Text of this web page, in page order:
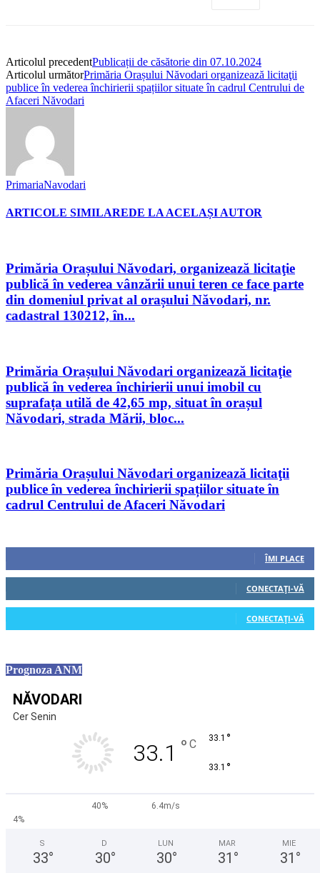
Articolul precedentPublicații de căsătorie din 07.10.2024
Articolul următorPrimăria Orașului Năvodari organizează licitaţii
publice în vederea închirierii spațiilor situate în cadrul Centrului de
Afaceri Năvodari
PrimariaNavodari
ARTICOLE SIMILAREDE LA ACELAȘI AUTOR
Primăria Orașului Năvodari, organizează licitaţie
publică în vederea vânzării unui teren ce face parte
din domeniul privat al orașului Năvodari, nr.
cadastral 130212, în...
Primăria Orașului Năvodari organizează licitaţie
publică în vederea închirierii unui imobil cu
suprafața utilă de 42,65 mp, situat în orașul
Năvodari, strada Mării, bloc...
Primăria Orașului Năvodari organizează licitaţii
publice în vederea închirierii spațiilor situate în
cadrul Centrului de Afaceri Năvodari
ÎMI PLACE
CONECTAȚI-VĂ
CONECTAȚI-VĂ
Prognoza ANM
NĂVODARI
Cer Senin
33.1 ° C 33.1 °
33.1 °
40%
6.4m/s
4%
S
33°
D
30°
LUN
30°
MAR
31 °
MIE
31 °